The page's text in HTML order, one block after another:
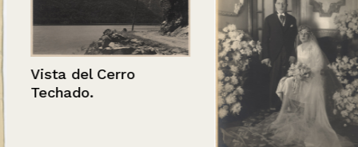
Vista del Cerro
Techado.